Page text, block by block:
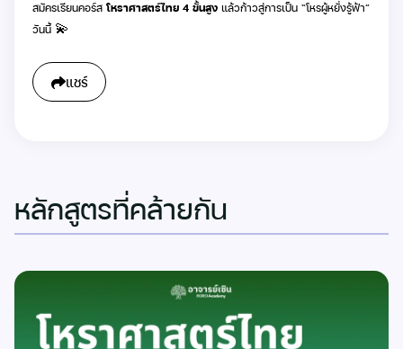
สมัครเรียนคอร์ส โหราศาสตร์ไทย 4 ขั้นสูง แล้วก้าวสู่การเป็น “โหรผู้หยั่งรู้ฟ้า”
วันนี้ 💫
แชร์
หลักสูตรที่คล้ายกัน